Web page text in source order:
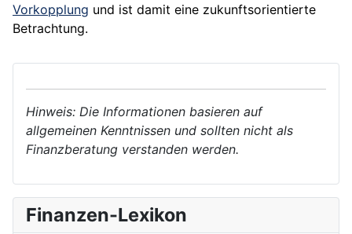
Vorkopplung und ist damit eine zukunftsorientierte
Betrachtung.
Hinweis: Die Informationen basieren auf
allgemeinen Kenntnissen und sollten nicht als
Finanzberatung verstanden werden.
Finanzen-Lexikon